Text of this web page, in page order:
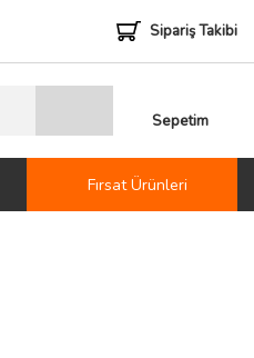
Sipariş Takibi
Sepetim
Fırsat Ürünleri